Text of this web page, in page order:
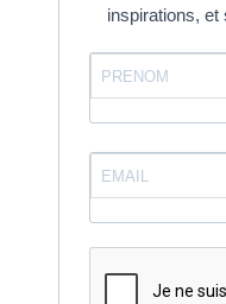
inspirations, et